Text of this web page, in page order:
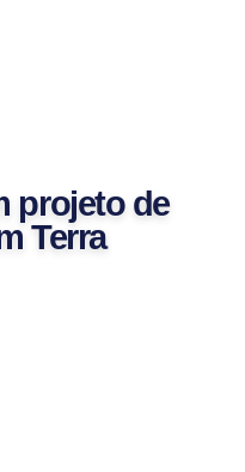
projeto de
Terra